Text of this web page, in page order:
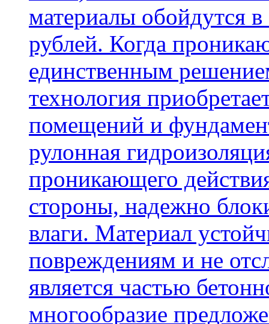
материалы обойдутся
рублей. Когда
единственным
технология
помещений и
рулонная
проникающего
стороны, надежно
влаги. Материал
повреждениям и не
является частью
многообразие